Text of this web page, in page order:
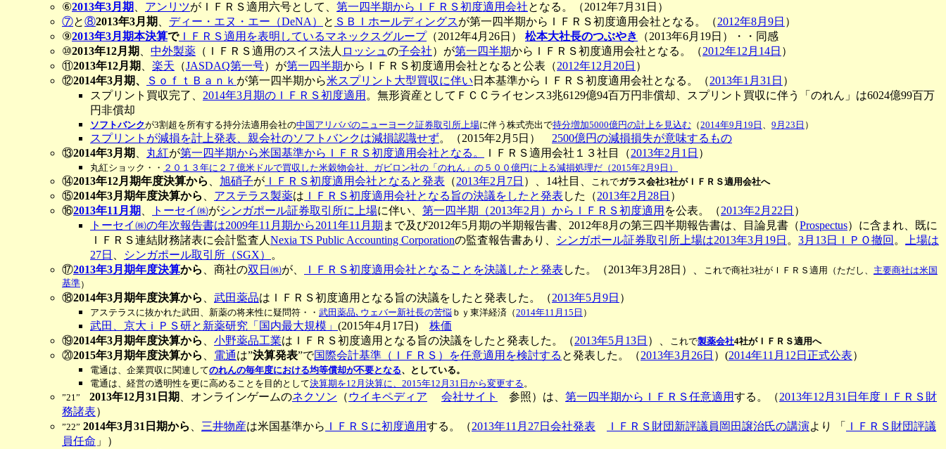
⑥2013年3月期 アンリツがＩＦＲＳ適用六号として、 第一四半期からＩＦＲＳ初度適用会社となる。（2012年7月31日）
⑦と⑧2013年3月期 ディー・エヌ・エー（DeNA） と ＳＢＩホールディングスが第一四半期からＩＦＲＳ初度適用会社となる。（2012年8月9日 ）
⑨2013年3月期本決算でＩＦＲＳ適用を表明しているマネックスグループ（2012年4月26日） 松本大社長のつぶやき
（2013年6月19日）・・同感
⑩2013年12月期 中外製薬 （ＩＦＲＳ適用のスイス法人 ロッシュ の子会社）が第一四半期からＩＦＲＳ初度適用会社となる。（2012年12月14日 ）
⑪2013年12月期 楽天 （JASDAQ第一号）が第一四半期からＩＦＲＳ初度適用会社となると公表（2012年12月20日 ）
⑫2014年3月期、 ＳｏｆｔＢａｎｋ が第一四半期から米スプリント大型買収に伴い 日本基準からＩＦＲＳ初度適用会社となる。（2013年1月31日 ）
スプリント買収完了、 2014年3月期のＩＦＲＳ初度適用 。無形資産としてＦＣＣライセンス3兆6129億94百万円非償却、スプリント買収に伴う「のれん」は6024億99百万
円非償却
ソフトバンクが3割超を所有する持分法適用会社の中国アリババのニューヨーク証券取引所上場に伴う株式売出で持分増加5000億円の計上を見込む （2014年9月19日 、 9月23日 ）
スプリントが減損を計上発表、親会社のソフトバンクは減損認識せず。（2015年2月5日） 2500億円の減損損失が意味するもの
⑬2014年3月期 丸紅が第一四半期から米国基準からＩＦＲＳ初度適用会社となる。 ＩＦＲＳ適用会社１３社目（2013年2月1日 ）
丸紅ショック・・ ２０１３年に２７億米ドルで買収した米穀物会社、ガビロン社の「のれん」の５００億円に上る減損処理だ（2015年2月9日）
⑭2013年12月期年度決算から 旭硝子が ＩＦＲＳ初度適用会社となると発表 （2013年2月7日 ）、14社目、 これでガラス会社3社がＩＦＲＳ適用会社へ
⑮2014年3月期年度決算から アステラス製薬は ＩＦＲＳ初度適用会社となる旨の決議をしたと発表 した（2013年2月28日 ）
⑯2013年11月期 トーセイ㈱がシンガポール証券取引所に上場に伴い、 第一四半期（2013年2月）からＩＦＲＳ初度適用 を公表。（2013年2月22日 ）
トーセイ㈱の年次報告書は2009年11月期から2011年11月期 まで及び2012年5月期の半期報告書、2012年8月の第三四半期報告書は、目論見書（Prospectus）に含まれ、既に
ＩＦＲＳ連結財務諸表に会計監査人 Nexia TS Public Accounting Corporationの監査報告書あり、 シンガポール証券取引所上場は2013年3月19日 。 3月13日ＩＰＯ撤回 。
上場は
27日
シンガポール取引所（SGX）
。
⑰2013年3月期年度決算から 、商社の双日㈱が、 ＩＦＲＳ初度適用会社となることを決議したと発表 した。（2013年3月28日）、 これで商社3社がＩＦＲＳ適用（ただし、 主要商社は米国
基準）
⑱2014年3月期年度決算から 武田薬品はＩＦＲＳ初度適用となる旨の決議をしたと発表した。（2013年5月9日 ）
アステラスに抜かれた武田、新薬の将来性に疑問符・・ 武田薬品､ウェバー新社長の苦悩 ｂｙ東洋経済（2014年11月15日 ）
武田、京大ｉＰＳ研と新薬研究「国内最大規模」 (2015年4月17日) 株価
⑲2014年3月期年度決算から 小野薬品工業はＩＦＲＳ初度適用となる旨の決議をしたと発表した。（2013年5月13日 ）、 これで製薬会社4社がＩＦＲＳ適用へ
⑳2015年3月期年度決算から 電通は”決算発表”で国際会計基準（ＩＦＲＳ）を任意適用を検討する と発表した。（2013年3月26日 ）(2014年11月12日正式公表）
電通は、企業買収に関連してのれんの毎年度における均等償却が不要となる、としている。
電通は、経営の透明性を更に高めることを目的として決算期を12月決算に、2015年12月31日から変更する。
”21” 2013年12月31日期 、オンラインゲームのネクソン （ ウイキペディア 会社サイト 参照）は、 第一四半期からＩＦＲＳ任意適用する。（2013年12月31日年度ＩＦＲＳ財
務諸表）
”22” 2014年3月31日期から 三井物産は米国基準から ＩＦＲＳに初度適用する。（2013年11月27日会社発表 ＩＦＲＳ財団新評議員岡田譲治氏の講演より 「
ＩＦＲＳ財団評議
員任命 」）